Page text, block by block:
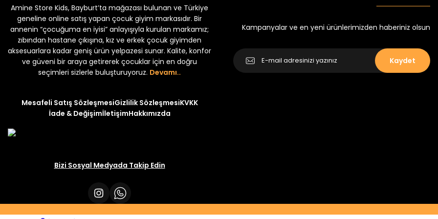
250 Yeni
₺ 320 ₺ 250 Yeni
₺ 320 ₺ 250
Amine Store Kids, Bayburt’ta mağazası bulunan ve Türkiye
geneline online satış yapan çocuk giyim markasıdır. Bir
annenin “çocuğuma en iyisi” anlayışıyla kurulan markamız;
zıbından hastane çıkışına, kız ve erkek çocuk giyimden
aksesuarlara kadar geniş ürün yelpazesi sunar. Kalite, konfor
ve güveni bir araya getirerek çocuklar için en doğru
seçimleri sizlerle buluşturuyoruz. Devamı..
Mesafeli Satış SözleşmesiGizlilik SözleşmesiKVKK
İade & DeğişimİletişimHakkımızda
Bizi Sosyal Medyada Takip Edin
Kampanyalar ve en yeni ürünlerimizden haberiniz olsun
Kaydet